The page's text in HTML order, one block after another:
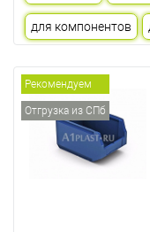
для компонентов
Рекомендуем
Отгрузка из СПб